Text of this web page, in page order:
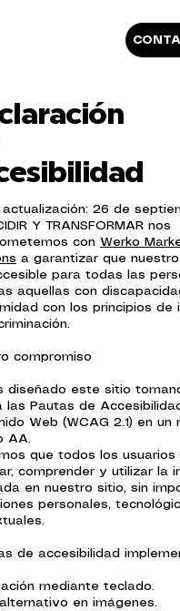
actualización: 26 de
Y TRANSFORMAR nos
con Werko
a garantizar que
para todas las
aquellas con
con los principios de
compromiso
diseñado este sitio
las Pautas de
Web (WCAG 2.1) en un
AA.
que todos los usuarios
comprender y utilizar la
en nuestro sitio, sin
personales,
de accesibilidad
mediante teclado.
en imágenes.